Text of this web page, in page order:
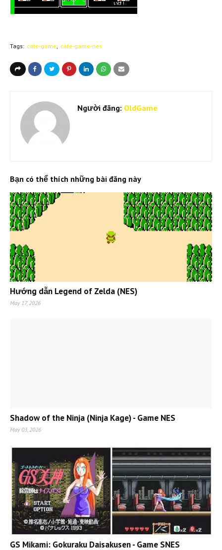
Tags: cate-game cate-game-nes
Người đăng: OldGame
Bạn có thể thích những bài đăng này
Hướng dẫn Legend of Zelda (NES)
May 17, 2026
Shadow of the Ninja (Ninja Kage) - Game NES
May 03, 2026
GS Mikami: Gokuraku Daisakusen - Game SNES